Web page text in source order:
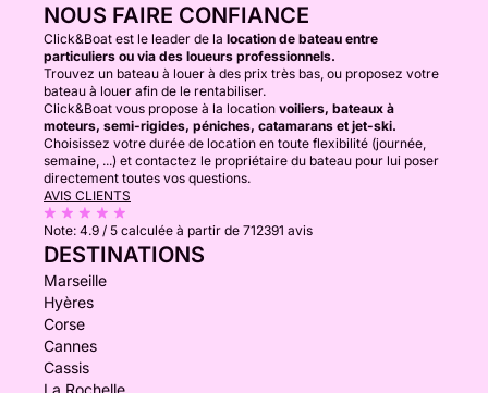
NOUS FAIRE CONFIANCE
Click&Boat est le leader de la location de bateau entre
particuliers ou via des loueurs professionnels.
Trouvez un bateau à louer à des prix très bas, ou proposez votre
bateau à louer afin de le rentabiliser.
Click&Boat vous propose à la location voiliers, bateaux à
moteurs, semi-rigides, péniches, catamarans et jet-ski.
Choisissez votre durée de location en toute flexibilité (journée,
semaine, ...) et contactez le propriétaire du bateau pour lui poser
directement toutes vos questions.
AVIS CLIENTS
Note: 4.9 / 5 calculée à partir de 712391 avis
DESTINATIONS
Marseille
Hyères
Corse
Cannes
Cassis
La Rochelle